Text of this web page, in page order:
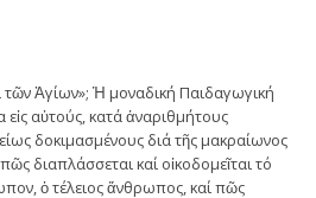
τῶν Ἁγίων»; Ἡ μοναδική Παιδαγωγική
αὐτούς, κατά ἀναριθμήτους
δοκιμασμένους διά τῆς μακραίωνος
διαπλάσσεται καί οἰκοδομεῖται τό
ὁ τέλειος ἄνθρωπος, καί πῶς